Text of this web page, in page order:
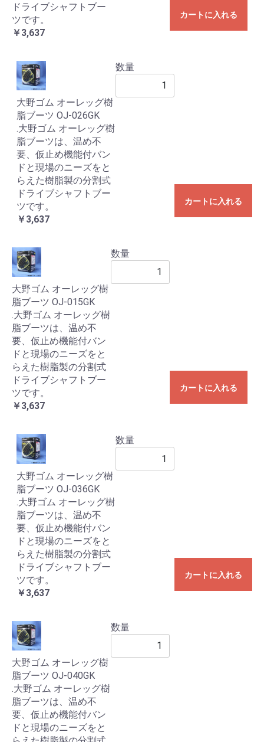
ドライブシャフトブー
ツです。
￥3,637
カートに入れる
大野ゴム オーレッグ樹
脂ブーツ OJ-026GK
.大野ゴム オーレッグ樹
脂ブーツは、温め不
要、仮止め機能付バン
ドと現場のニーズをと
らえた樹脂製の分割式
ドライブシャフトブー
ツです。
￥3,637
数量
カートに入れる
大野ゴム オーレッグ樹
脂ブーツ OJ-015GK
.大野ゴム オーレッグ樹
脂ブーツは、温め不
要、仮止め機能付バン
ドと現場のニーズをと
らえた樹脂製の分割式
ドライブシャフトブー
ツです。
￥3,637
数量
カートに入れる
大野ゴム オーレッグ樹
脂ブーツ OJ-036GK
.大野ゴム オーレッグ樹
脂ブーツは、温め不
要、仮止め機能付バン
ドと現場のニーズをと
らえた樹脂製の分割式
ドライブシャフトブー
ツです。
￥3,637
数量
カートに入れる
大野ゴム オーレッグ樹
脂ブーツ OJ-040GK
.大野ゴム オーレッグ樹
脂ブーツは、温め不
要、仮止め機能付バン
ドと現場のニーズをと
数量